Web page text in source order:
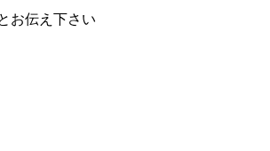
お伝え下さい